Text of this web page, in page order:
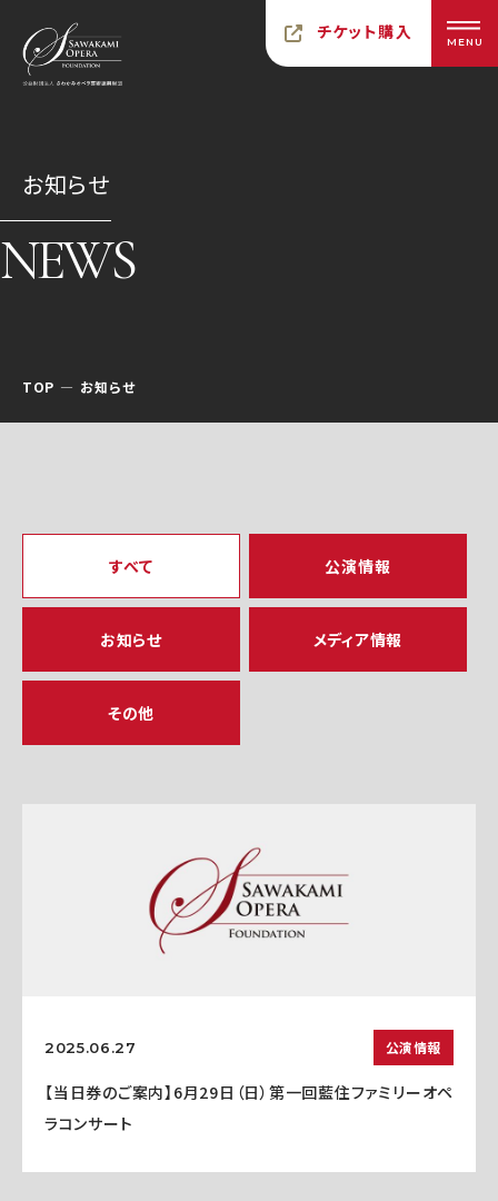
チケット購入 MENU
お知らせ
NEWS
TOP お知らせ
すべて 公演情報
お知らせ メディア情報
その他
2025.06.27 公演情報
【当日券のご案内】6月29日（日）第一回藍住ファミリーオペ
ラコンサート